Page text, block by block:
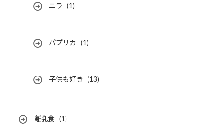
ニラ (1)
パプリカ (1)
子供も好き (13)
離乳食 (1)